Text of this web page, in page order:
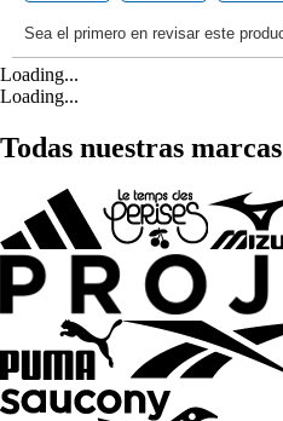
Loading...
Loading...
Todas nuestras marcas